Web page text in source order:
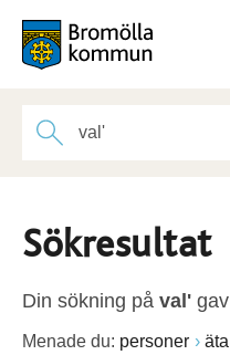
Sökresultat
Din sökning på val' gav
Menade du: personer äta